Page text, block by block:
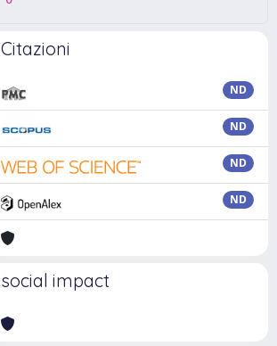
Citazioni
ND
ND
ND
ND
social impact